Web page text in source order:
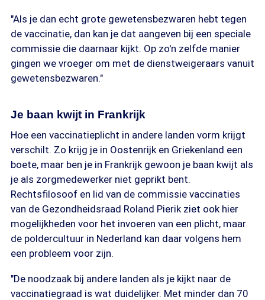
"Als je dan echt grote gewetensbezwaren hebt tegen
de vaccinatie, dan kan je dat aangeven bij een speciale
commissie die daarnaar kijkt. Op zo'n zelfde manier
gingen we vroeger om met de dienstweigeraars vanuit
gewetensbezwaren."
Je baan kwijt in Frankrijk
Hoe een vaccinatieplicht in andere landen vorm krijgt
verschilt. Zo krijg je in Oostenrijk en Griekenland een
boete, maar ben je in Frankrijk gewoon je baan kwijt als
je als zorgmedewerker niet geprikt bent.
Rechtsfilosoof en lid van de commissie vaccinaties
van de Gezondheidsraad Roland Pierik ziet ook hier
mogelijkheden voor het invoeren van een plicht, maar
de poldercultuur in Nederland kan daar volgens hem
een probleem voor zijn.
"De noodzaak bij andere landen als je kijkt naar de
vaccinatiegraad is wat duidelijker. Met minder dan 70